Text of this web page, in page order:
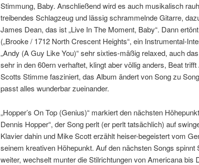
Stimmung, Baby. Anschließend wird es auch musikalisch
treibendes Schlagzeug und lässig schrammelnde Gitarre,
James Dean, das ist „Live In The Moment, Baby“. Dann
(„Brooke / 1712 North Crescent Heights“, ein Instrumental-
„Andy (A Guy Like You)“ sehr sixties-mäßig relaxed, auch
sehr in den 60ern verhaftet, klingt aber völlig anders, Beat
Scotts Stimme fasziniert, das Album ändert von Song zu
passt alles wunderbar zueinander.
„Hopper’s On Top (Genius)“ markiert den nächsten
Dennis Hopper“, der Song perlt (er perlt tatsächlich) auf
Klavier dahin und Mike Scott erzählt heiser-begeistert vom
seinem kreativen Höhepunkt. Auf den nächsten Songs spinnt
weiter, wechselt munter die Stilrichtungen von Americana bis